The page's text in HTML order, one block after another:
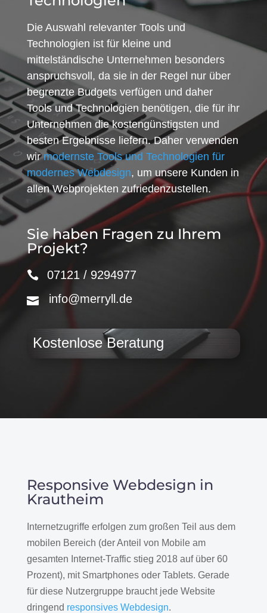
Die Auswahl relevanter Tools und
Technologien ist für kleine und
mittelständische Unternehmen besonders
anspruchsvoll, da sie in der Regel nur über
begrenzte Budgets verfügen und daher
Tools und Technologien benötigen, die für ihr
Unternehmen die kostengünstigsten und
besten Ergebnisse liefern. Daher verwenden
wirmodernste Tools und Technologien für
modernes Webdesign, um unsere Kunden in
allen Webprojekten zufriedenzustellen.
Sie haben Fragen zu Ihrem
Projekt?
07121 / 9294977
info@merryll.de
Kostenlose Beratung
Responsive Webdesign in
Krautheim
Internetzugriffe erfolgen zum großen Teil aus dem
mobilen Bereich (der Anteil von Mobile am
gesamten Internet-Traffic stieg 2018 auf über 60
Prozent), mit Smartphones oder Tablets. Gerade
für diese Nutzergruppe braucht jede Website
dringend responsives Webdesign.